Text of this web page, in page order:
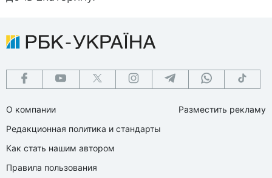
О компании
Редакционная политика и стандарты
Как стать нашим автором
Правила пользования
Разместить рекламу